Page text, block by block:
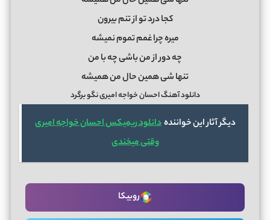
کجا درد تو از تنم بیرون
میره چرا غمم تموم نمیشه
چه دور از من باشی چه با من
تنها شی همین حال من همیشه
دانلود آهنگ احسان خواجه امیری نگو برگرد
دیگر آثار این خوانندهدانلود ریمیکس احسان خواجه امیری
وقتی میخندی
روبیکا